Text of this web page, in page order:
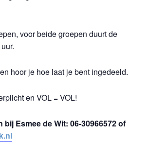
voor beide groepen duurt de
hoor je hoe laat je bent ingedeeld.
en VOL = VOL!
bij Esmee de Wit: 06-30966572 of